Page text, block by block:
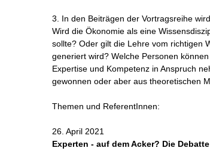
3. In den Beiträgen der Vortragsreihe
Wird die Ökonomie als eine
sollte? Oder gilt die Lehre vom richtigen
generiert wird? Welche Personen
Expertise und Kompetenz in Anspruch
gewonnen oder aber aus theoretischen
Themen und ReferentInnen:
26. April 2021
Experten - auf dem Acker? Die